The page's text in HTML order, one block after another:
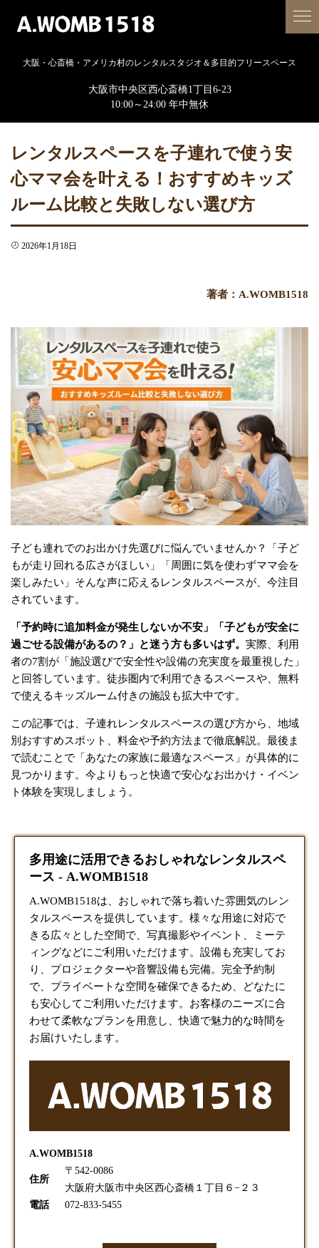
大阪・心斎橋・アメリカ村のレンタルスタジオ＆多目的フリースペース
大阪市中央区西心斎橋1丁目6-23
10:00～24:00 年中無休
レンタルスペースを子連れで使う安
心ママ会を叶える！おすすめキッズ
ルーム比較と失敗しない選び方
2026年1月18日
著者：A.WOMB1518
子ども連れでのお出かけ先選びに悩んでいませんか？「子ど
もが走り回れる広さがほしい」「周囲に気を使わずママ会を
楽しみたい」そんな声に応えるレンタルスペースが、今注目
されています。
「予約時に追加料金が発生しないか不安」「子どもが安全に
過ごせる設備があるの？」と迷う方も多いはず。 実際、利用
者の7割が「施設選びで安全性や設備の充実度を最重視した」
と回答しています。徒歩圏内で利用できるスペースや、無料
で使えるキッズルーム付きの施設も拡大中です。
この記事では、子連れレンタルスペースの選び方から、地域
別おすすめスポット、料金や予約方法まで徹底解説。最後ま
で読むことで「あなたの家族に最適なスペース」が具体的に
見つかります。今よりもっと快適で安心なお出かけ・イベン
ト体験を実現しましょう。
多用途に活用できるおしゃれなレンタルスペ
ース - A.WOMB1518
A.WOMB1518は、おしゃれで落ち着いた雰囲気のレン
タルスペースを提供しています。様々な用途に対応で
きる広々とした空間で、写真撮影やイベント、ミーテ
ィングなどにご利用いただけます。設備も充実してお
り、プロジェクターや音響設備も完備。完全予約制
で、プライベートな空間を確保できるため、どなたに
も安心してご利用いただけます。お客様のニーズに合
わせて柔軟なプランを用意し、快適で魅力的な時間を
お届けいたします。
A.WOMB1518
住所
〒542-0086
大阪府大阪市中央区西心斎橋１丁目６−２３
電話
072-833-5455